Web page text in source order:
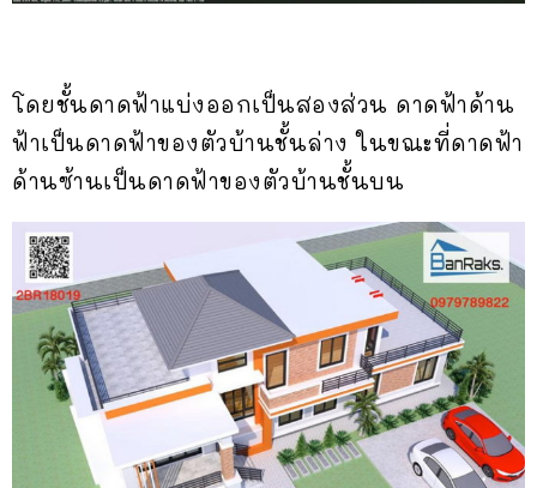
โดยชั้นดาดฟ้าแบ่งออกเป็นสองส่วน ดาดฟ้าด้าน
ฟ้าเป็นดาดฟ้าของตัวบ้านชั้นล่าง ในขณะที่ดาดฟ้า
ด้านซ้านเป็นดาดฟ้าของตัวบ้านชั้นบน